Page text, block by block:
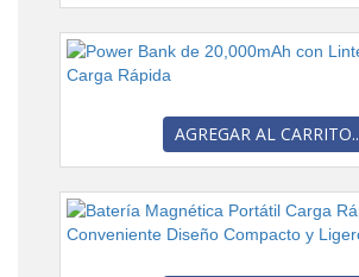
AGREGAR AL CARRITO..